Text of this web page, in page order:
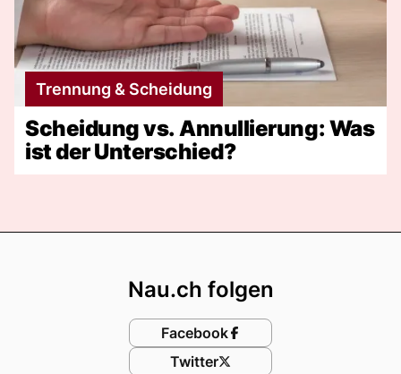
Trennung & Scheidung
Scheidung vs. Annullierung: Was
ist der Unterschied?
Nau.ch folgen
Facebook
Twitter